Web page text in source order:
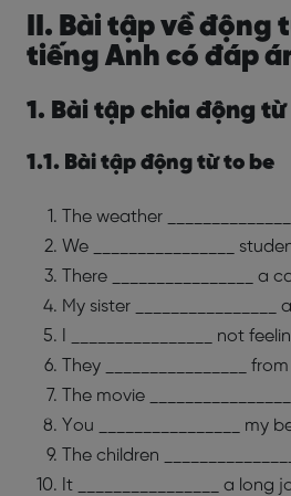
II. Bài tập về động
tiếng Anh có đáp
1. Bài tập chia động
1.1. Bài tập động từ to be
The weather
We ________________
There ________________ a
My sister ________________
I ________________ not
They ________________
The movie
You ________________ my
The children
It ________________ a long